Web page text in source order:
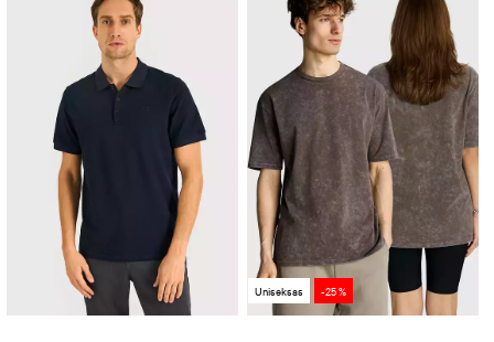
Uniseksas -25 %